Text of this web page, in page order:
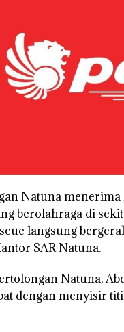
Natuna
berolahraga di
langsung
SAR Natuna.
Natuna,
dengan menyisir